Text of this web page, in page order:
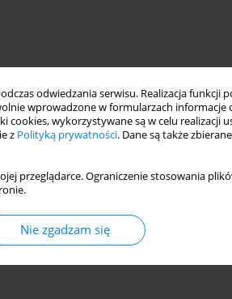
odwiedzania serwisu. Realizacja funkcji
wprowadzone w formularzach
cookies, wykorzystywane są w celu realizacji
z Polityką prywatności. Dane są także
przeglądarce. Ograniczenie stosowania
Nie zgadzam się